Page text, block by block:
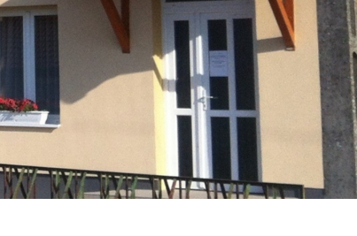
Társulás
Vasszécsenyi
Üzenet
Esküvő
Időpontfoglalás